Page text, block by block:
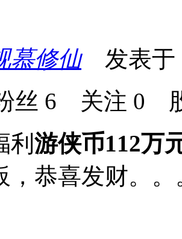
慕修仙发表于
丝 6 关注 0
利 游侠币112万
，恭喜发财。。